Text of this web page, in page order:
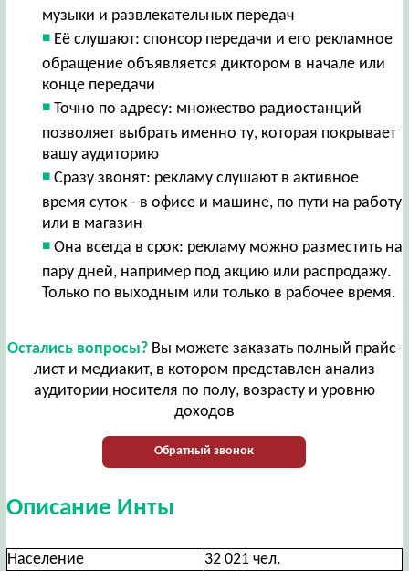
музыки и развлекательных передач
Её слушают: спонсор передачи и его рекламное
обращение объявляется диктором в начале или
конце передачи
Точно по адресу: множество радиостанций
позволяет выбрать именно ту, которая покрывает
вашу аудиторию
Сразу звонят: рекламу слушают в активное
время суток - в офисе и машине, по пути на работу
или в магазин
Она всегда в срок: рекламу можно разместить на
пару дней, например под акцию или распродажу.
Только по выходным или только в рабочее время.
Остались вопросы?Вы можете заказать полный прайс-
лист и медиакит, в котором представлен анализ
аудитории носителя по полу, возрасту и уровню
доходов
Обратный звонок
Описание Инты
Население
32 021 чел.